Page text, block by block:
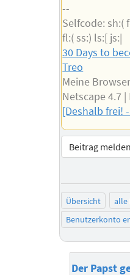
--
Selfcode: sh:(
fl:( ss:) ls:[ js:|
30 Days to
Treo
Meine
Netscape 4.7 |
[Deshalb frei!
Beitrag melden
Übersicht alle
Benutzerkonto
Der Papst